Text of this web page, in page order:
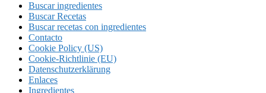
Buscar ingredientes
Buscar Recetas
Buscar recetas con ingredientes
Contacto
Cookie Policy (US)
Cookie-Richtlinie (EU)
Datenschutzerklärung
Enlaces
Ingredientes